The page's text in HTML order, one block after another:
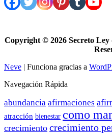
Copyright © 2026 Secreto
Neve | Funciona gracias a
Navegación Rápida
abundancia afirmaciones
atracción bienestar como
crecimiento crecimiento